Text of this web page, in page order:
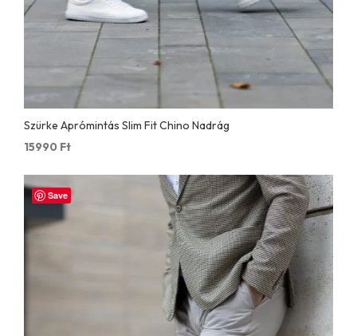
Szürke Aprómintás Slim Fit Chino Nadrág
15990 Ft
Save